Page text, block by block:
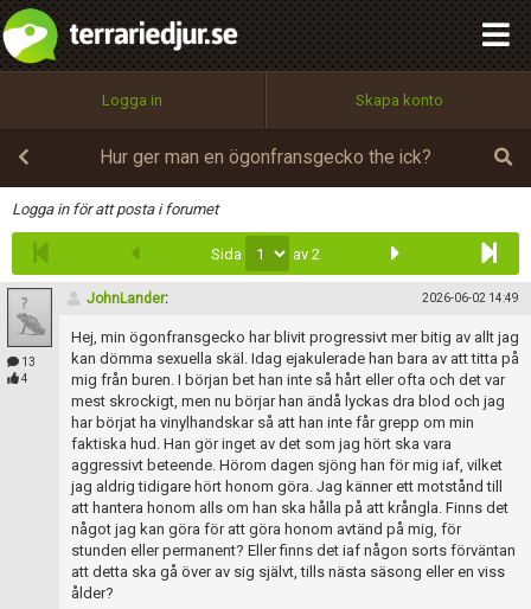
Logga in Skapa konto
Hur ger man en ögonfransgecko the ick?
Logga in för att posta i forumet
Sida av 2
13
4
JohnLander: 2026-06-02 14:49
Hej, min ögonfransgecko har blivit progressivt mer bitig av allt jag
kan dömma sexuella skäl. Idag ejakulerade han bara av att titta på
mig från buren. I början bet han inte så hårt eller ofta och det var
mest skrockigt, men nu börjar han ändå lyckas dra blod och jag
har börjat ha vinylhandskar så att han inte får grepp om min
faktiska hud. Han gör inget av det som jag hört ska vara
aggressivt beteende. Hörom dagen sjöng han för mig iaf, vilket
jag aldrig tidigare hört honom göra. Jag känner ett motstånd till
att hantera honom alls om han ska hålla på att krångla. Finns det
något jag kan göra för att göra honom avtänd på mig, för
stunden eller permanent? Eller finns det iaf någon sorts förväntan
att detta ska gå över av sig självt, tills nästa säsong eller en viss
ålder?
Infoga
Utför
100%
OK
integritetspolicy
Namn:
Epost:
Användarnamn:
Lösenord:
Privacy Policy
Terms of Service
Skapa konto
Begär nytt lösenord
Tillbaka till förstasidan